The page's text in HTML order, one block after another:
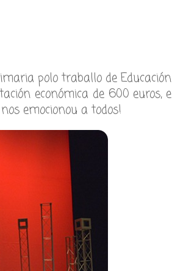
polo traballo de Educación
económica de 600 euros, e
emocionou a todos!